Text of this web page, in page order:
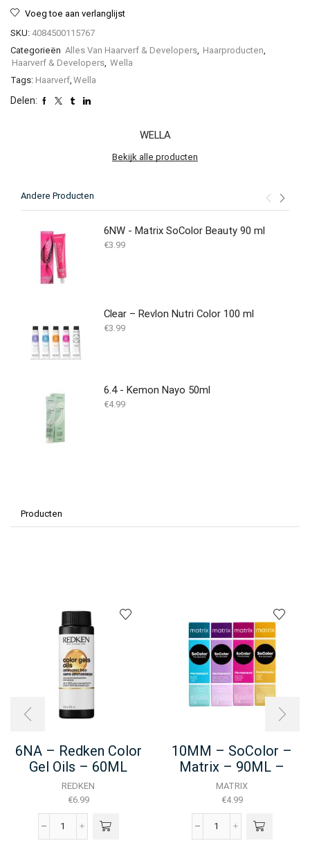
Voeg toe aan verlanglijst
SKU: 4084500115767
Categorieën Alles Van Haarverf & Developers, Haarproducten,
Haarverf & Developers, Wella
Tags: Haarverf, Wella
Delen:
WELLA
Bekijk alle producten
Andere Producten
6NW - Matrix SoColor Beauty 90 ml
€3.99
Clear – Revlon Nutri Color 100 ml
€3.99
6.4 - Kemon Nayo 50ml
€4.99
Producten
6NA – Redken Color
Gel Oils – 60ML
REDKEN
€6.99
6NA
10MM – SoColor –
Matrix – 90ML –
NEW
MATRIX
€4.99
10MM